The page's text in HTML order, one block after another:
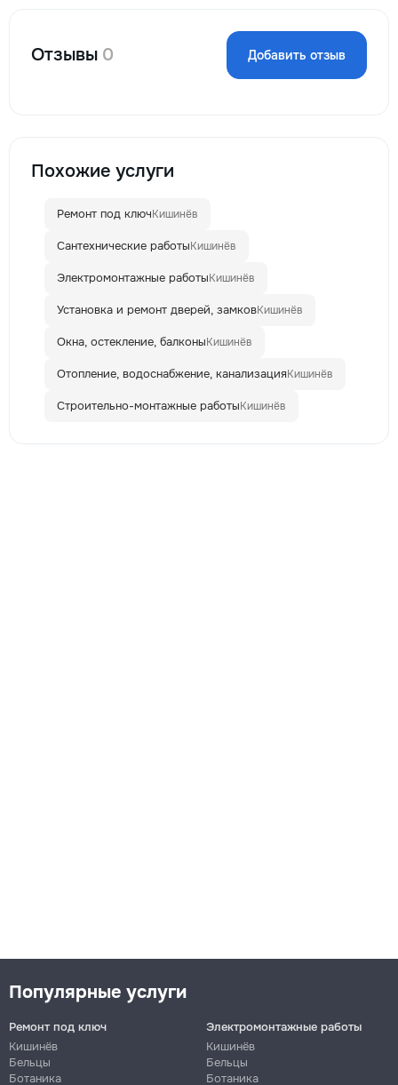
Отзывы 0 Добавить отзыв
Похожие услуги
Ремонт под ключКишинёв
Сантехнические работыКишинёв
Электромонтажные работыКишинёв
Установка и ремонт дверей, замковКишинёв
Окна, остекление, балконыКишинёв
Отопление, водоснабжение, канализацияКишинёв
Строительно-монтажные работыКишинёв
Популярные услуги
Ремонт под ключ
Кишинёв
Бельцы
Ботаника
Электромонтажные работы
Кишинёв
Бельцы
Ботаника